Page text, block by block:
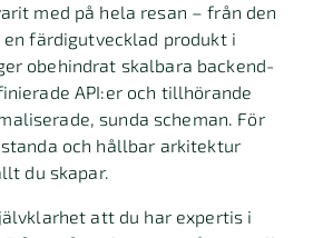
med på hela resan – från den
färdigutvecklad produkt i
obehindrat skalbara backend-
API:er och tillhörande
sunda scheman. För
och hållbar arkitektur
du skapar.
att du har expertis i